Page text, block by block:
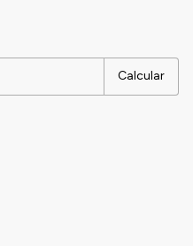
Calcular